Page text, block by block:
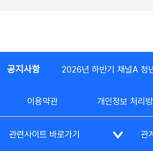
공지사항 2026년 하반기 채널A 청
이용약관 개인정보 처리
관련사이트 바로가기 관